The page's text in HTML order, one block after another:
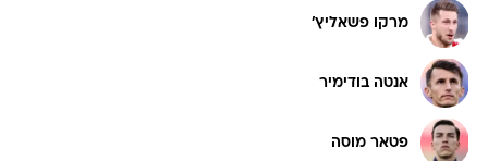
מרקו פשאליץ'
אנטה בודימיר
פטאר מוסה